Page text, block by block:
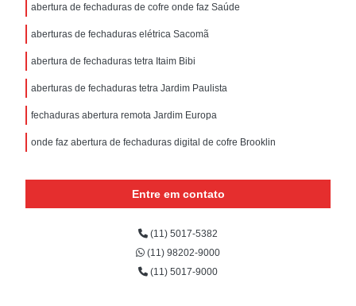
abertura de fechaduras de cofre onde faz Saúde
aberturas de fechaduras elétrica Sacomã
abertura de fechaduras tetra Itaim Bibi
aberturas de fechaduras tetra Jardim Paulista
fechaduras abertura remota Jardim Europa
onde faz abertura de fechaduras digital de cofre Brooklin
Entre em contato
(11) 5017-5382
(11) 98202-9000
(11) 5017-9000